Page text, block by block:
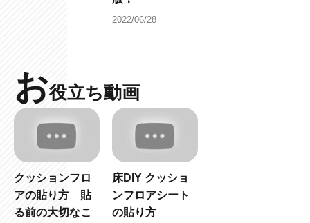
2022/06/28
お役立ち動画
クッションフロ
アの貼り方 貼
る前の大切なこ
床DIY クッショ
ンフロアシート
の貼り方